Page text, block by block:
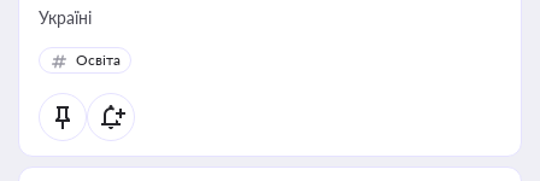
Україні
Освіта